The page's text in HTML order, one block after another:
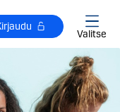
Valitse